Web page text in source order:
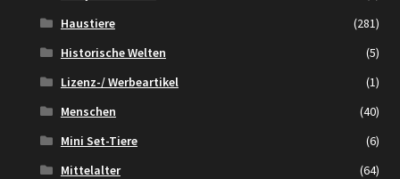
Haustiere
(281)
Historische Welten
(5)
Lizenz-/ Werbeartikel
(1)
Menschen
(40)
Mini Set-Tiere
(6)
Mittelalter
(64)